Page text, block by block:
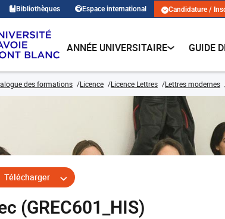
Bibliothèques Espace international Candidature /
ANNÉE UNIVERSITAIRE GUIDE
des formations Licence Licence Lettres Lettres modernes
Télécharger
(GREC601_HIS)